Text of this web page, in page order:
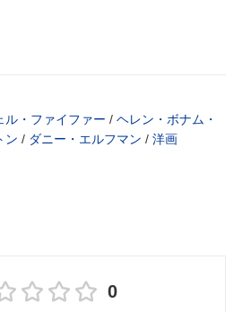
ル・ファイファー / ヘレン・ボナム・
ン / ダニー・エルフマン / 洋画
0